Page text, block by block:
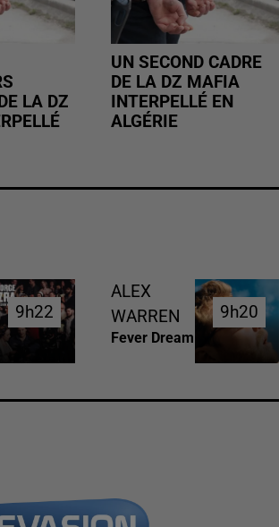
LA DZ
UN SECOND CADRE
DE LA DZ MAFIA
INTERPELLÉ EN
ALGÉRIE
9h22
9h22
ALEX
WARREN
Fever Dream
9h20
9h20